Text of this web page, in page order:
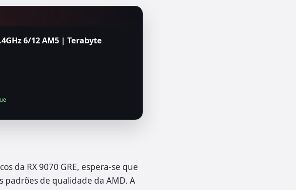
6/12 AM5 | Terabyte
da RX 9070 GRE, espera-se que
de qualidade da AMD. A